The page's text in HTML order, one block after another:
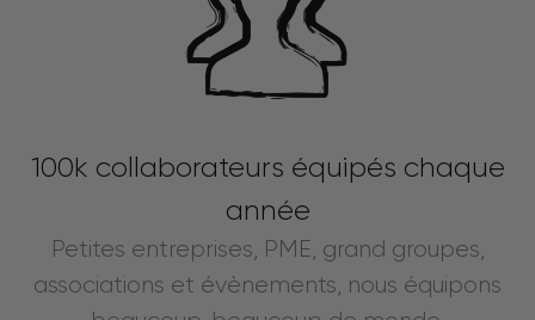
100k collaborateurs équipés chaque
année
Petites entreprises, PME, grand groupes,
associations et évènements, nous équipons